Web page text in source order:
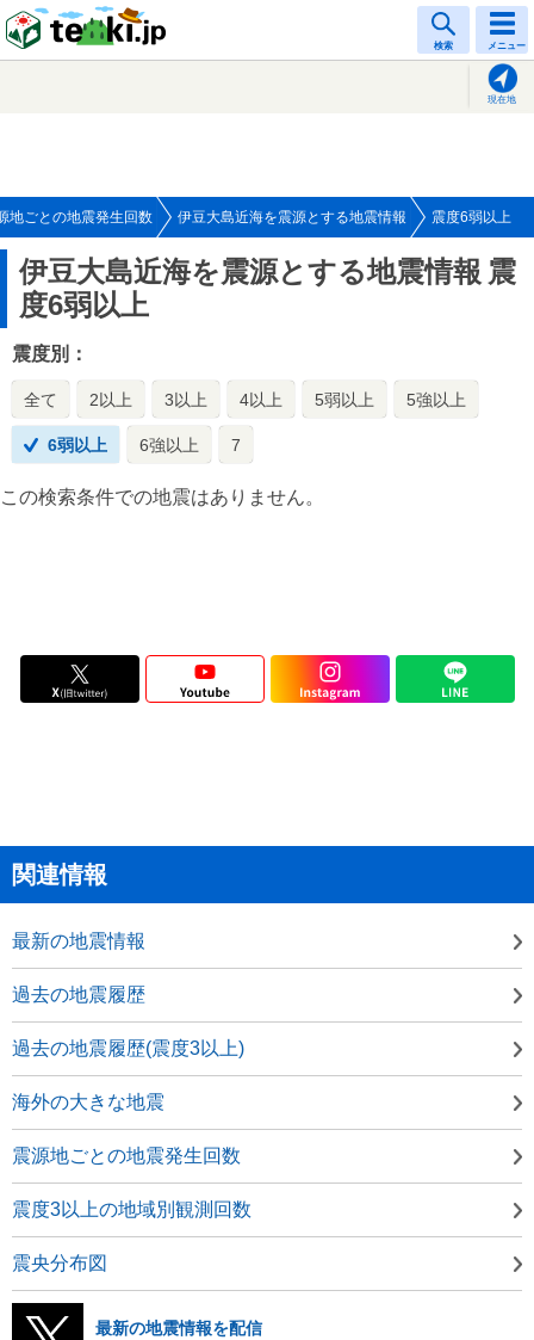
検索 メニュー
現在地
地ごとの地震発生回数 伊豆大島近海を震源とする地震情報 震度6弱以上
伊豆大島近海を震源とする地震情報 震
度6弱以上
震度別：
全て 2以上 3以上 4以上 5弱以上 5強以上
6弱以上 6強以上 7
この検索条件での地震はありません。
関連情報
最新の地震情報
過去の地震履歴
過去の地震履歴(震度3以上)
海外の大きな地震
震源地ごとの地震発生回数
震度3以上の地域別観測回数
震央分布図
最新の地震情報を配信